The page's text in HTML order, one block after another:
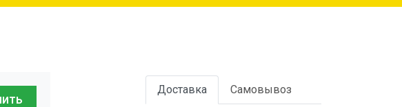
Доставка Самовывоз